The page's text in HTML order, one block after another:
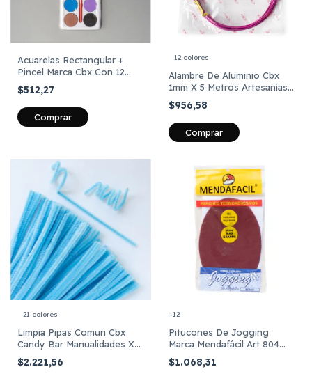
Acuarelas Rectangular +
Pincel Marca Cbx Con 12
Colores
$512,27
12 colores
Alambre De Aluminio Cbx
1mm X 5 Metros Artesanías
Floral
$956,58
Comprar
21 colores
Limpia Pipas Comun Cbx
Candy Bar Manualidades X
100 Unidades
$2.221,56
+12
Pitucones De Jogging
Marca Mendafácil Art 804
Por Par
$1.068,31